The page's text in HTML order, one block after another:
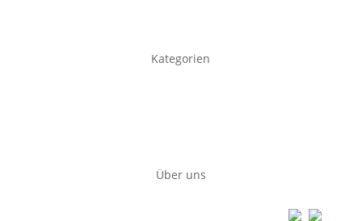
Kategorien
Über uns